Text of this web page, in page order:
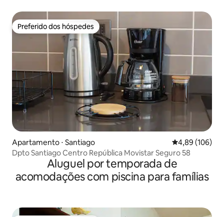
Preferido dos hóspedes
Preferido dos hóspedes
Apartamento ⋅ Santiago 4,89 de uma
4,89 (106)
Dpto Santiago Centro República Movistar Seguro 58
Aluguel por temporada de
acomodações com piscina para famílias